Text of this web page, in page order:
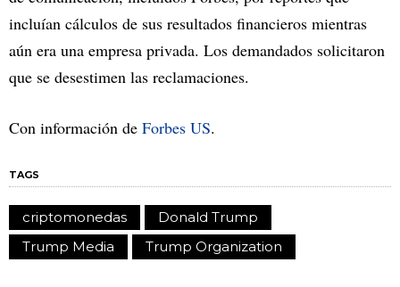
incluían cálculos de sus resultados financieros mientras
aún era una empresa privada. Los demandados solicitaron
que se desestimen las reclamaciones.
Con información de Forbes US.
TAGS
criptomonedas
Donald Trump
Trump Media
Trump Organization